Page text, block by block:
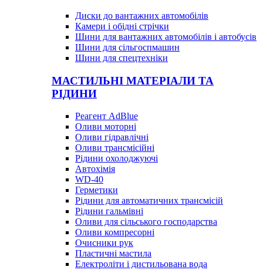
Диски до вантажних автомобілів
Камери і обідні стрічки
Шини для вантажних автомобілів і автобусів
Шини для сільгоспмашин
Шини для спецтехніки
МАСТИЛЬНІ МАТЕРІАЛИ ТА
РІДИНИ
Реагент AdBlue
Оливи моторні
Оливи гідравлічні
Оливи трансмісійні
Рідини охолоджуючі
Автохімія
WD-40
Герметики
Рідини для автоматичних трансмісій
Рідини гальмівні
Оливи для сільського господарства
Оливи компресорні
Очисники рук
Пластичні мастила
Електроліти і дистильована вода